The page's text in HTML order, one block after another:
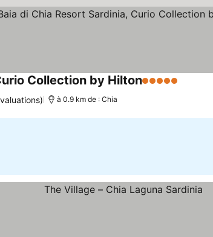
Collection by Hilton5 Étoiles
à 0.9 km de : Chia